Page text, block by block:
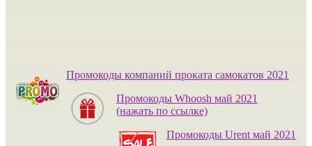
Промокоды компаний проката самокатов 2021
Промокоды Whoosh май 2021
(нажать по ссылке)
Промокоды Urent май 2021